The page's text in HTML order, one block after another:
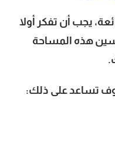
يجب أن تفكر أولا
هذه المساحة
تساعد على ذلك: